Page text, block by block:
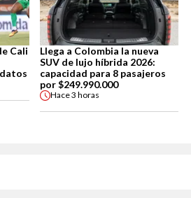
Cali
Llega a Colombia la nueva
SUV de lujo híbrida 2026:
capacidad para 8 pasajeros
por $249.990.000
Hace3 horas